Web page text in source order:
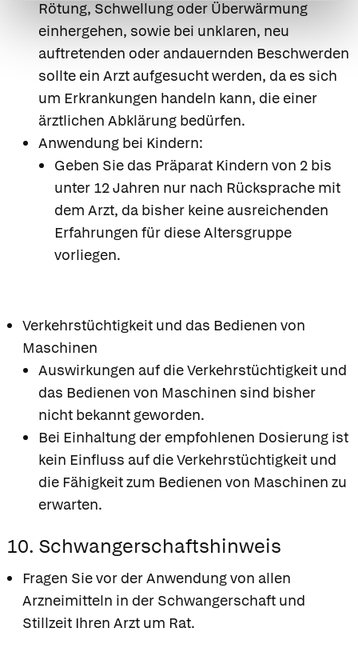
Rötung, Schwellung oder Überwärmung
einhergehen, sowie bei unklaren, neu
auftretenden oder andauernden Beschwerden
sollte ein Arzt aufgesucht werden, da es sich
um Erkrankungen handeln kann, die einer
ärztlichen Abklärung bedürfen.
Anwendung bei Kindern:
Geben Sie das Präparat Kindern von 2 bis
unter 12 Jahren nur nach Rücksprache mit
dem Arzt, da bisher keine ausreichenden
Erfahrungen für diese Altersgruppe
vorliegen.
Verkehrstüchtigkeit und das Bedienen von
Maschinen
Auswirkungen auf die Verkehrstüchtigkeit und
das Bedienen von Maschinen sind bisher
nicht bekannt geworden.
Bei Einhaltung der empfohlenen Dosierung ist
kein Einfluss auf die Verkehrstüchtigkeit und
die Fähigkeit zum Bedienen von Maschinen zu
erwarten.
10. Schwangerschaftshinweis
Fragen Sie vor der Anwendung von allen
Arzneimitteln in der Schwangerschaft und
Stillzeit Ihren Arzt um Rat.